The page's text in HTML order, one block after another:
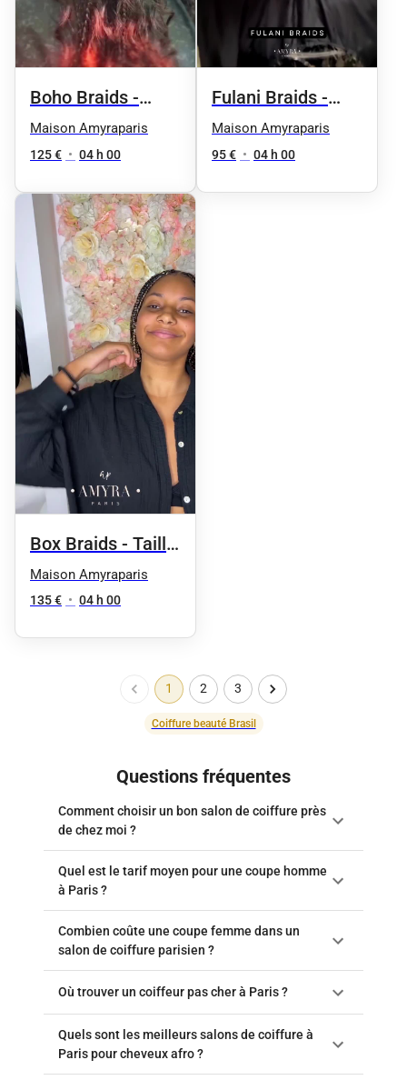
Boho Braids -
Taille 2 /
omoplates
Maison Amyraparis
125 € • 04 h 00
Fulani Braids -
Taille1/ epaules
Maison Amyraparis
95 € • 04 h 00
Box Braids - Taille
4 / milieu du dos
Maison Amyraparis
135 € • 04 h 00
1 2 3
Coiffure beauté Brasil
Questions fréquentes
Comment choisir un bon salon de coiffure près
de chez moi ?
Quel est le tarif moyen pour une coupe homme
à Paris ?
Combien coûte une coupe femme dans un
salon de coiffure parisien ?
Où trouver un coiffeur pas cher à Paris ?
Quels sont les meilleurs salons de coiffure à
Paris pour cheveux afro ?